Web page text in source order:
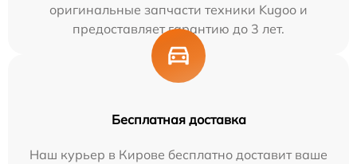
оригинальные запчасти техники Kugoo и
предоставляет гарантию до 3 лет.
Бесплатная доставка
Наш курьер в Кирове бесплатно доставит ваше